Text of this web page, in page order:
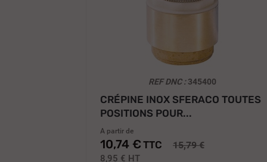
REF DNC :345400
CRÉPINE INOX SFERACO TOUTES
POSITIONS POUR...
A partir de
10,74 € TTC 15,79 €
8,95 € HT